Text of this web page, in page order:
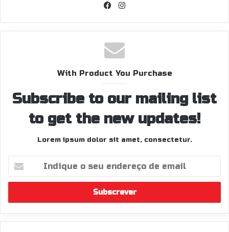
Facebook
With Product You Purchase
Subscribe to our mailing list
to get the new updates!
Lorem ipsum dolor sit amet, consectetur.
seu
de
email